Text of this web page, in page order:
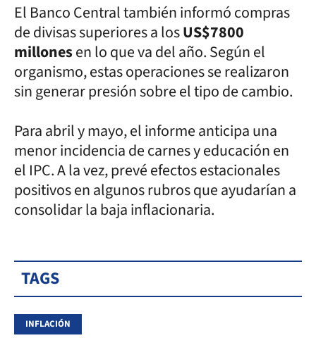
El Banco Central también informó compras
de divisas superiores a losUS$7800
millonesen lo que va del año. Según el
organismo, estas operaciones se realizaron
sin generar presión sobre el tipo de cambio.
Para abril y mayo, el informe anticipa una
menor incidencia de carnes y educación en
el IPC. A la vez, prevé efectos estacionales
positivos en algunos rubros que ayudarían a
consolidar la baja inflacionaria.
TAGS
INFLACIÓN